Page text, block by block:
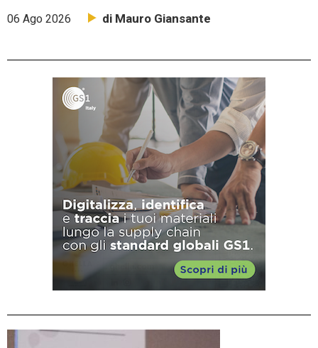
06 Ago 2026 di Mauro Giansante